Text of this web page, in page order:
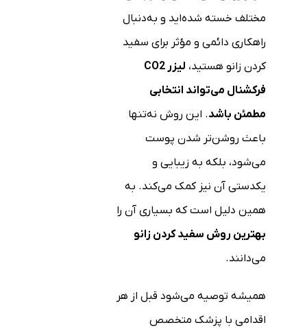
مختلف خسته شده‌اید و به‌دنبال
راهکاری دائمی و مؤثر برای سفید
کردن زانو هستید،
لیزر CO2
فرکشنال می‌تواند انتخابی
مطمئن باشد. این روش نه‌تنها
باعث روشن‌تر شدن پوست
می‌شود، بلکه به زیبایی و
یکدستی آن نیز کمک می‌کند. به
همین دلیل است که بسیاری آن را
بهترین روش سفید کردن زانو
می‌دانند.
همیشه توصیه می‌شود قبل از هر
اقدامی با پزشک متخصص